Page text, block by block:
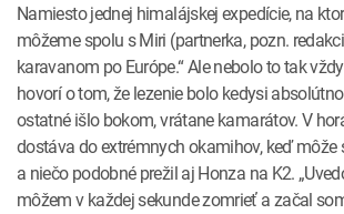
Namiesto jednej himalájskej expedície, na
môžeme spolu s Miri (­partnerka, pozn.
karavanom po Európe.“ Ale nebolo to tak
hovorí o tom, že lezenie bolo kedysi
ostatné išlo bokom, vrátane kamarátov. V
dostáva do ­extrémnych okamihov, keď
a niečo podobné prežil aj Honza na K2.
môžem v každej sekunde zomrieť a začal